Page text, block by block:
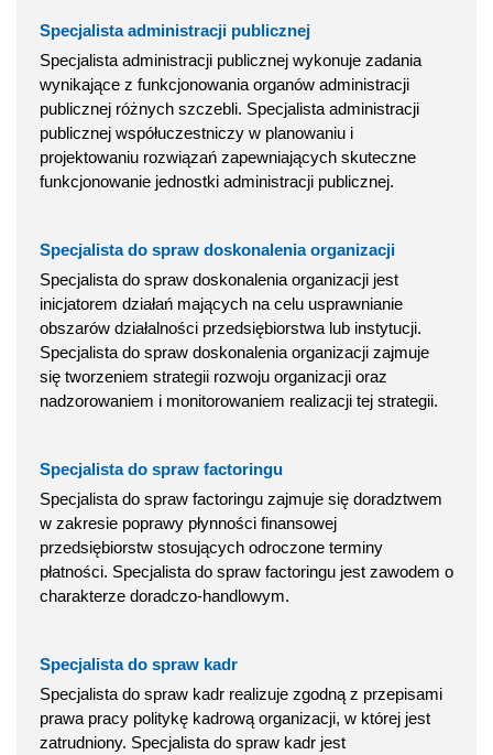
Specjalista administracji publicznej
Specjalista administracji publicznej wykonuje zadania
wynikające z funkcjonowania organów administracji
publicznej różnych szczebli. Specjalista administracji
publicznej współuczestniczy w planowaniu i
projektowaniu rozwiązań zapewniających skuteczne
funkcjonowanie jednostki administracji publicznej.
Specjalista do spraw doskonalenia organizacji
Specjalista do spraw doskonalenia organizacji jest
inicjatorem działań mających na celu usprawnianie
obszarów działalności przedsiębiorstwa lub instytucji.
Specjalista do spraw doskonalenia organizacji zajmuje
się tworzeniem strategii rozwoju organizacji oraz
nadzorowaniem i monitorowaniem realizacji tej strategii.
Specjalista do spraw factoringu
Specjalista do spraw factoringu zajmuje się doradztwem
w zakresie poprawy płynności finansowej
przedsiębiorstw stosujących odroczone terminy
płatności. Specjalista do spraw factoringu jest zawodem o
charakterze doradczo-handlowym.
Specjalista do spraw kadr
Specjalista do spraw kadr realizuje zgodną z przepisami
prawa pracy politykę kadrową organizacji, w której jest
zatrudniony. Specjalista do spraw kadr jest